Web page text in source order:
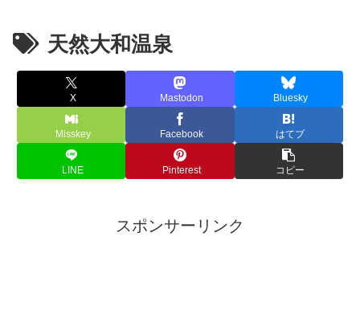
天然大和温泉
X Mastodon Bluesky
Misskey Facebook はてブ
LINE Pinterest コピー
スポンサーリンク